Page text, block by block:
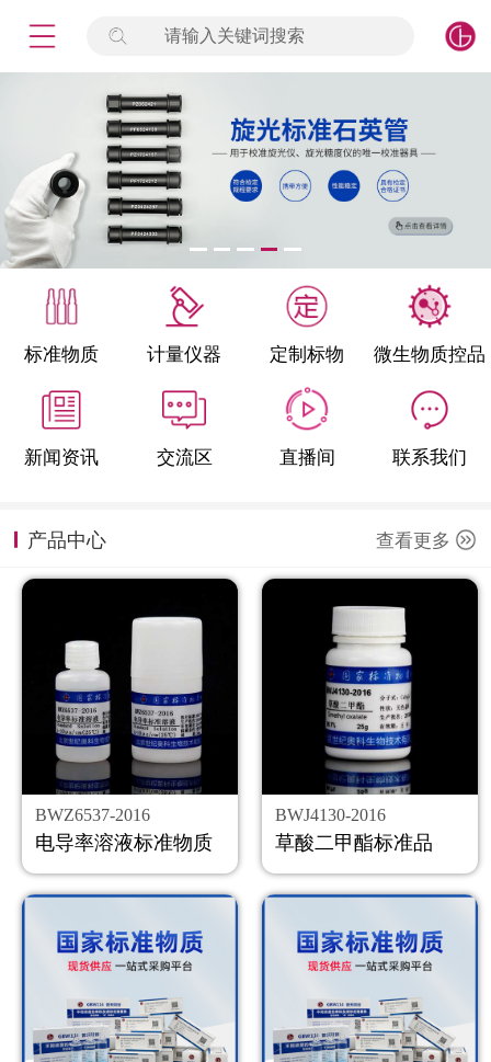
请输入关键词搜索
标准物质 计量仪器 定制标物 微生物质控品
新闻资讯 交流区 直播间 联系我们
产品中心 查看更多
BWZ6537-2016
电导率溶液标准物质
BWJ4130-2016
草酸二甲酯标准品
签到
标准物质
产品专项
微生物检测/质控品
定制标物
定制仪器
新闻资讯
公司主页
购物车
会员中心
联系我们
返回主页